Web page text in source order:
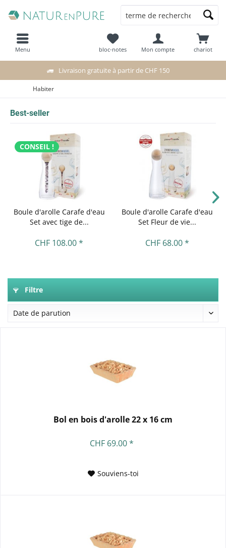
Livraison gratuite à partir de CHF 150
chariot
bloc-notes Mon compte
Menu
Habiter
Best-seller
CONSEIL !
Boule d'arolle Carafe d'eau
Set avec tige de...
CHF 108.00 *
Boule d'arolle Carafe d'eau
Set Fleur de vie...
CHF 68.00 *
Filtre
Bol en bois d'arolle 22 x 16 cm
CHF 69.00 *
Souviens-toi